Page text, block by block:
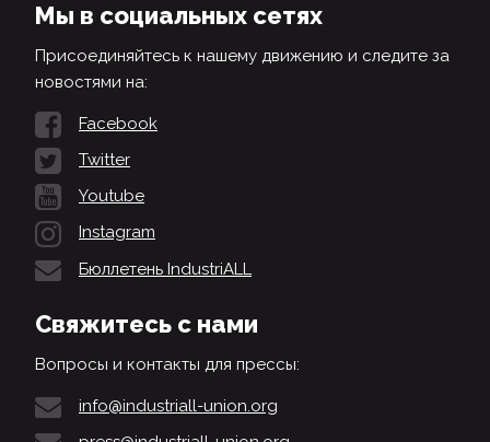
Мы в социальных сетях
Присоединяйтесь к нашему движению и следите за
новостями на:
Facebook
Twitter
Youtube
Instagram
Бюллетень IndustriALL
Свяжитесь с нами
Вопросы и контакты для прессы:
info@industriall-union.org